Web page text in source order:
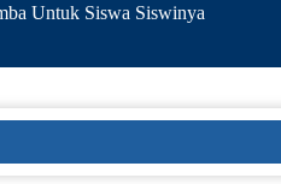
Untuk Siswa Siswinya